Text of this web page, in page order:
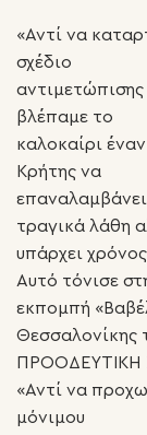
«Αντί να
σχέδιο
βλέπαμε το
καλοκαίρι
Κρήτης να
τραγικά λάθη
υπάρχει
Αυτό τόνισε
εκπομπή
Θεσσαλονίκης
ΠΡΟΟΔΕΥΤΙΚΗ
«Αντί να
μόνιμου